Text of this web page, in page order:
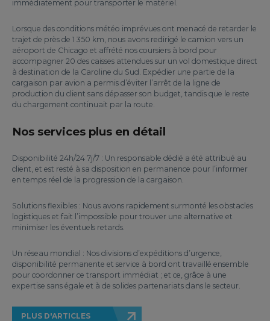
immédiatement pour transporter le matériel.
Lorsque des conditions météo imprévues ont menacé de retarder le
trajet de près de 1 350 km, nous avons redirigé le camion vers un
aéroport de Chicago et affrété nos coursiers à bord pour
accompagner 20 des caisses attendues sur un vol domestique direct
à destination de la Caroline du Sud. Expédier une partie de la
cargaison par avion a permis d’éviter l’arrêt de la ligne de
production du client sans dépasser son budget, tandis que le reste
du chargement continuait par la route.
Nos services plus en détail
Disponibilité 24h/24 7j/7 : Un responsable dédié a été attribué au
client, et est resté à sa disposition en permanence pour l’informer
en temps réel de la progression de la cargaison.
Solutions flexibles : Nous avons rapidement surmonté les obstacles
logistiques et fait l’impossible pour trouver une alternative et
minimiser les éventuels retards.
Un réseau mondial : Nos divisions d’expéditions d’urgence,
disponibilité permanente et service à bord ont travaillé ensemble
pour coordonner ce transport immédiat ; et ce, grâce à une
expertise sans égale et à de solides partenariats dans le secteur.
PLUS D'ARTICLES